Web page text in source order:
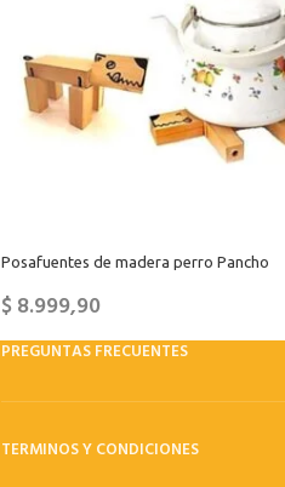
Posafuentes de madera perro Pancho
$8.999,90
PREGUNTAS FRECUENTES
TERMINOS Y CONDICIONES